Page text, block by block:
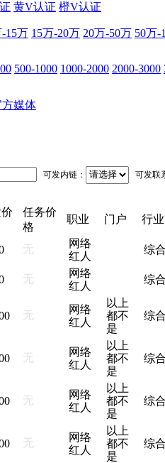
黄V认证 橙V认证
-15万 15万-20万 20万-50万 50万-
500-1000 1000-2000 2000-3000
媒体
可发内链： 可发联
任务价
格
职业 门户 行业
无
网络
红人
综
无
网络
红人
综
无
网络
红人
以上
都不
是
综
无
网络
红人
以上
都不
是
综
无
网络
红人
以上
都不
是
综
无
网络
红人
以上
都不
是
综